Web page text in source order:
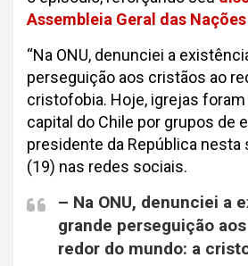
Assembleia Geral das
“Na ONU, denunciei a
perseguição aos cristãos ao
cristofobia. Hoje, igrejas
capital do Chile por grupos de
presidente da República nesta
(19) nas redes sociais.
– Na ONU, denunciei a
grande perseguição
redor do mundo: a